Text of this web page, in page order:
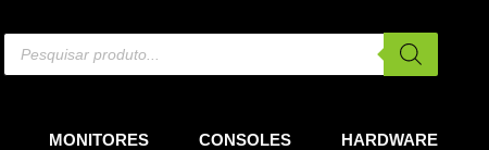
MONITORES CONSOLES HARDWARE